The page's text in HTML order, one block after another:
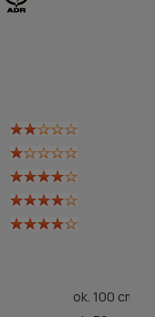
ok. 100 cm